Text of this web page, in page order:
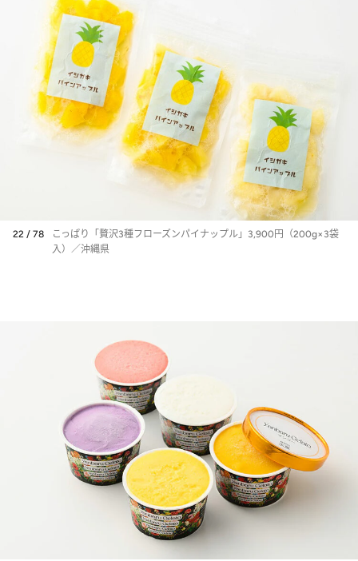
22 / 78
こっぱり「贅沢3種フローズンパイナップル」3,900円（200g×3袋
入）／沖縄県